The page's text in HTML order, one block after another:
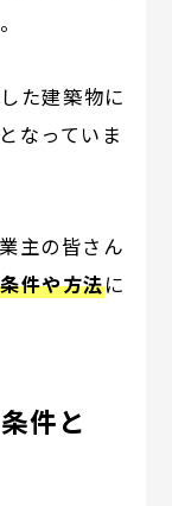
た建築物に
なっていま
主の皆さん
件や方法に
件と